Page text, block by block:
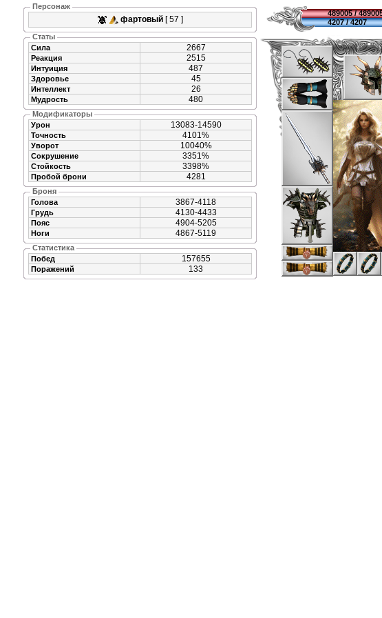
фартовый [ 57 ]
Персонаж
489005 /
4207 / 4207
Сила 2667
Реакция 2515
Интуиция 487
Здоровье 45
Интеллект 26
Мудрость 480
Статы
Урон 13083-14590
Точность 4101%
Уворот 10040%
Сокрушение 3351%
Стойкость 3398%
Пробой брони 4281
Модификаторы
Голова 3867-4118
Грудь 4130-4433
Пояс 4904-5205
Ноги 4867-5119
Броня
Побед 157655
Поражений 133
Статистика